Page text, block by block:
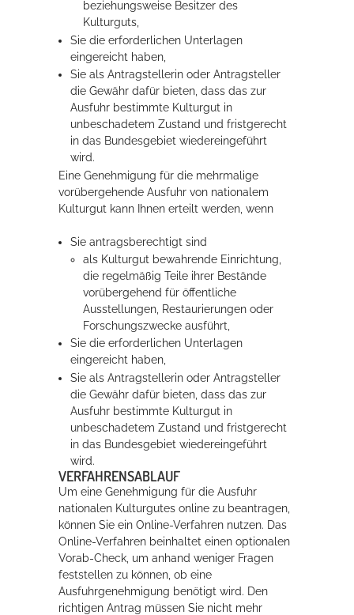
beziehungsweise Besitzer des
Kulturguts,
Sie die erforderlichen Unterlagen
eingereicht haben,
Sie als Antragstellerin oder Antragsteller
die Gewähr dafür bieten, dass das zur
Ausfuhr bestimmte Kulturgut in
unbeschadetem Zustand und fristgerecht
in das Bundesgebiet wiedereingeführt
wird.
Eine Genehmigung für die mehrmalige
vorübergehende Ausfuhr von nationalem
Kulturgut kann Ihnen erteilt werden, wenn
Sie antragsberechtigt sind
als Kulturgut bewahrende Einrichtung,
die regelmäßig Teile ihrer Bestände
vorübergehend für öffentliche
Ausstellungen, Restaurierungen oder
Forschungszwecke ausführt,
Sie die erforderlichen Unterlagen
eingereicht haben,
Sie als Antragstellerin oder Antragsteller
die Gewähr dafür bieten, dass das zur
Ausfuhr bestimmte Kulturgut in
unbeschadetem Zustand und fristgerecht
in das Bundesgebiet wiedereingeführt
wird.
VERFAHRENSABLAUF
Um eine Genehmigung für die Ausfuhr
nationalen Kulturgutes online zu beantragen,
können Sie ein Online-Verfahren nutzen. Das
Online-Verfahren beinhaltet einen optionalen
Vorab-Check, um anhand weniger Fragen
feststellen zu können, ob eine
Ausfuhrgenehmigung benötigt wird. Den
richtigen Antrag müssen Sie nicht mehr